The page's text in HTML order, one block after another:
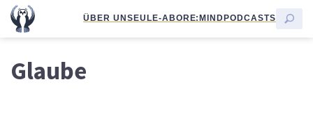
ÜBER UNSEULE-ABORE:MINDPODCASTS
Glaube